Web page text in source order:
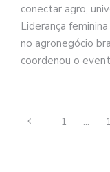
conectar agro,
Liderança
no agronegócio
coordenou o
1 …